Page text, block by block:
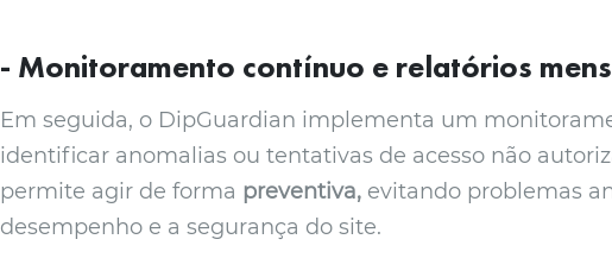
- Monitoramento contínuo e relatórios
Em seguida, o DipGuardian implementa um
identificar anomalias ou tentativas de acesso não
permite agir de forma preventiva, evitando problemas
desempenho e a segurança do site.